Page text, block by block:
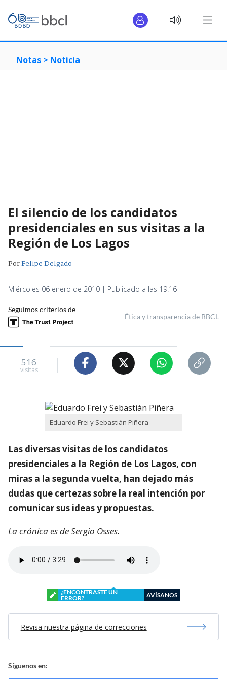
Notas > Noticia
El silencio de los candidatos
presidenciales en sus visitas a la
Región de Los Lagos
PorFelipe Delgado
Miércoles 06 enero de 2010 | Publicado a las 19:16
Seguimos criterios de
Ética y transparencia de BBCL
516
visitas
Eduardo Frei y Sebastián Piñera
Las diversas visitas de los candidatos
presidenciales a la Región de Los Lagos, con
miras a la segunda vuelta, han dejado más
dudas que certezas sobre la real intención por
comunicar sus ideas y propuestas.
La crónica es de Sergio Osses.
¿ENCONTRASTE UN
ERROR?
AVÍSANOS
Revisa nuestra página de correcciones
Síguenos en: